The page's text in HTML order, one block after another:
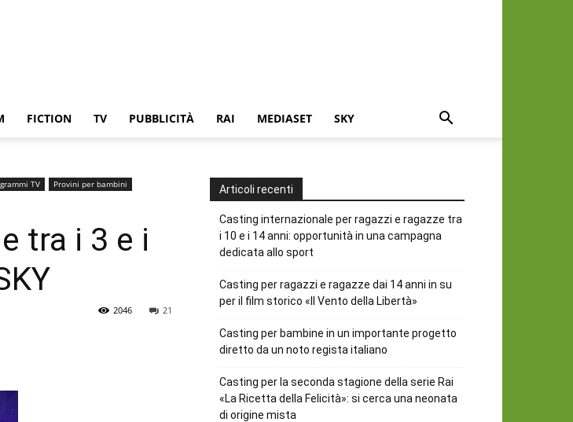
FICTION TV PUBBLICITÀ RAI MEDIASET SKY
TV
Provini per bambini
tra i 3 e i
21
2046
Articoli recenti
Casting internazionale per ragazzi e ragazze tra
i 10 e i 14 anni: opportunità in una campagna
dedicata allo sport
Casting per ragazzi e ragazze dai 14 anni in su
per il film storico «Il Vento della Libertà»
Casting per bambine in un importante progetto
diretto da un noto regista italiano
Casting per la seconda stagione della serie Rai
«La Ricetta della Felicità»: si cerca una neonata
di origine mista